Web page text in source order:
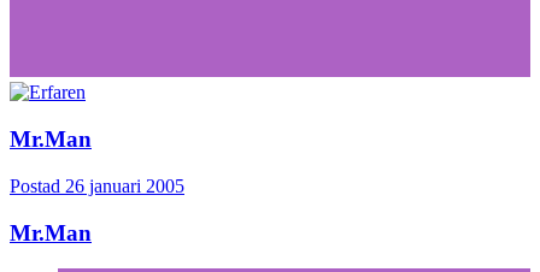
Mr.Man
Postad 26 januari 2005
Mr.Man